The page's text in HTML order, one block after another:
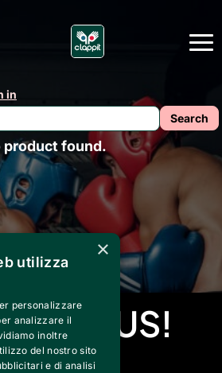
in
product found.
US!
×
utilizza
personalizzare
analizzare il
inoltre
del nostro sito
e di analisi